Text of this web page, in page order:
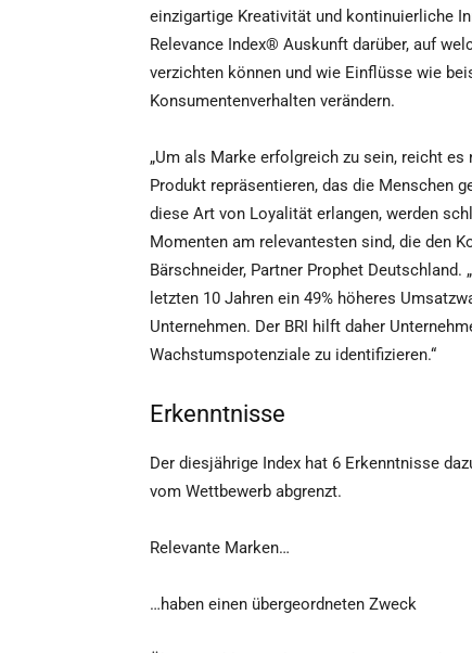
einzigartige Kreativität und kontinuierliche
Relevance Index® Auskunft darüber, auf
verzichten können und wie Einflüsse wie
Konsumentenverhalten verändern.
„Um als Marke erfolgreich zu sein, reicht
Produkt repräsentieren, das die Menschen
diese Art von Loyalität erlangen, werden
Momenten am relevantesten sind, die den
Bärschneider, Partner Prophet
letzten 10 Jahren ein 49% höheres
Unternehmen. Der BRI hilft daher
Wachstumspotenziale zu identifizieren.“
Erkenntnisse
Der diesjährige Index hat 6 Erkenntnisse
vom Wettbewerb abgrenzt.
Relevante Marken…
…haben einen übergeordneten Zweck